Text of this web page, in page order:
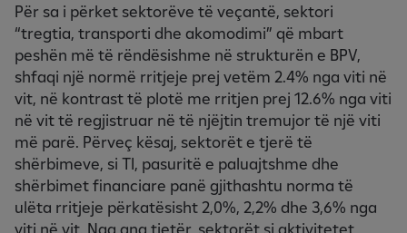
Për sa i përket sektorëve të veçantë, sektori
“tregtia, transporti dhe akomodimi” që mbart
peshën më të rëndësishme në strukturën e BPV,
shfaqi një normë rritjeje prej vetëm 2.4% nga viti në
vit, në kontrast të plotë me rritjen prej 12.6% nga viti
në vit të regjistruar në të njëjtin tremujor të një viti
më parë. Përveç kësaj, sektorët e tjerë të
shërbimeve, si TI, pasuritë e paluajtshme dhe
shërbimet financiare panë gjithashtu norma të
ulëta rritjeje përkatësisht 2,0%, 2,2% dhe 3,6% nga